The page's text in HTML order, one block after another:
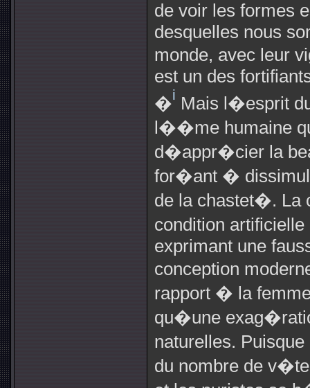
de voir les formes
desquelles nous
monde, avec leur
est un des
�i Mais l�esprit
l��me humaine
d�appr�cier la
for�ant �
de la chastet�.
condition
exprimant une
conception
rapport � la
qu�une
naturelles.
du nombre de